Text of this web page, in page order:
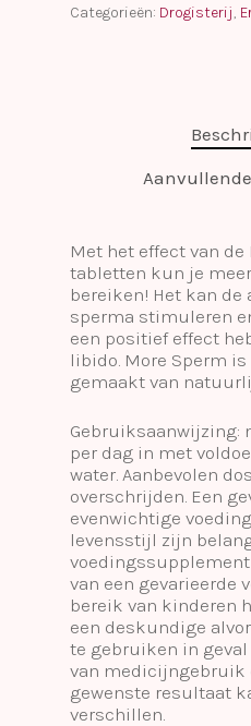
Categorieën: Drogisterij,
Met het effect van de
tabletten kun je
bereiken! Het kan de
sperma stimuleren
een positief effect
libido. More Sperm
gemaakt van
Gebruiksaanwijzing:
per dag in met
water. Aanbevolen
overschrijden. Een
evenwichtige
levensstijl zijn
van een gevarieerde
bereik van kinderen
een deskundige
te gebruiken in geval
van medicijngebruik
gewenste resultaat
verschillen.